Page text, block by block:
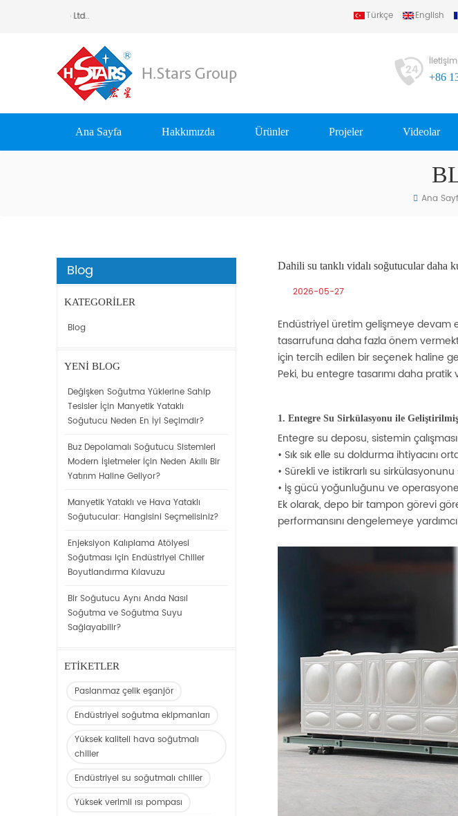
Equipment Group Ltd.. Türkçe English
+86
Ana Sayfa Hakkımızda Ürünler Projeler Videolar
Ana
Dahili su tanklı vidalı soğutucular daha
2026-05-27
Endüstriyel üretim gelişmeye devam
tasarrufuna daha fazla önem
için tercih edilen bir seçenek haline
Peki, bu entegre tasarımı daha
1. Entegre Su Sirkülasyonu ile
Entegre su deposu, sistemin
• Sık sık elle su doldurma ihtiyacını
• Sürekli ve istikrarlı su
• İş gücü yoğunluğunu ve
Ek olarak, depo bir tampon görevi
performansını dengelemeye
Blog
KATEGORILER
Blog
YENI BLOG
Değişken Soğutma Yüklerine Sahip
Tesisler İçin Manyetik Yataklı
Soğutucu Neden En İyi Seçimdir?
Buz Depolamalı Soğutucu Sistemleri
Modern İşletmeler İçin Neden Akıllı Bir
Yatırım Haline Geliyor?
Manyetik Yataklı ve Hava Yataklı
Soğutucular: Hangisini Seçmelisiniz?
Enjeksiyon Kalıplama Atölyesi
Soğutması için Endüstriyel Chiller
Boyutlandırma Kılavuzu
Bir Soğutucu Aynı Anda Nasıl
Soğutma ve Soğutma Suyu
Sağlayabilir?
ETIKETLER
Paslanmaz çelik eşanjör
Endüstriyel soğutma ekipmanları
Yüksek kaliteli hava soğutmalı
chiller
Endüstriyel su soğutmalı chiller
Yüksek verimli ısı pompası